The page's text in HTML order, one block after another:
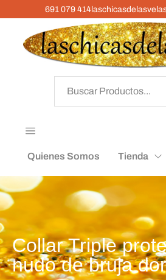
691 079 414
Quienes Somos Tienda
Collar Triple
nudo de bruja